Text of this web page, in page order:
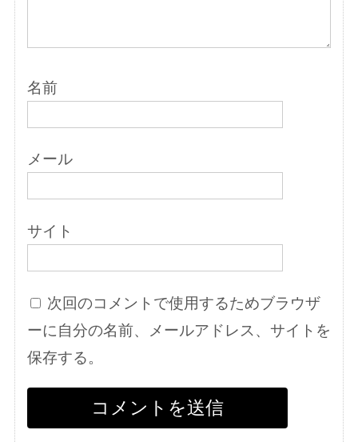
名前
メール
サイト
次回のコメントで使用するためブラウザ
ーに自分の名前、メールアドレス、サイトを
保存する。